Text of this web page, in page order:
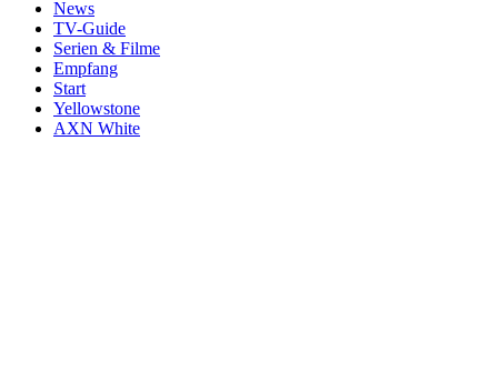
News
TV-Guide
Serien & Filme
Empfang
Start
Yellowstone
AXN White